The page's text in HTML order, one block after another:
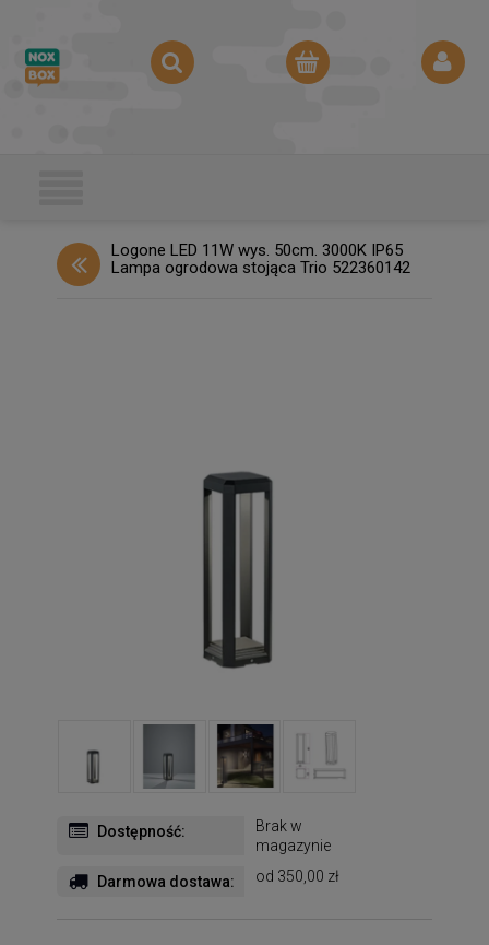
Logone LED 11W wys. 50cm. 3000K IP65
Lampa ogrodowa stojąca Trio 522360142
Dostępność:
Brak w
magazynie
Darmowa dostawa: od 350,00 zł